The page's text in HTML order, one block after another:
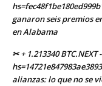
ganaron seis premios
en Alabama
✂ + 1.213340
alianzas: lo que no se